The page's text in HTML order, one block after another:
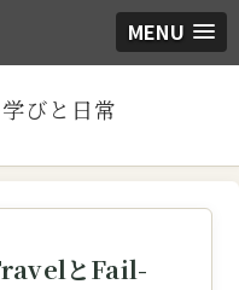
MENU
びと日常
とFail-